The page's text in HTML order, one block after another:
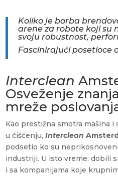
Koliko je borba
arene za robote koji su
svoju robustnost,
Fascinirajući posetioce
Interclean
Osveženje
mreže
Kao prestižna smotra mašina
u čišćenju,Interclean
podsetio ko su
industriji. U isto vreme, dobili
i sa kompanijama koje